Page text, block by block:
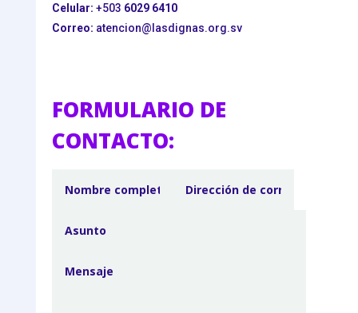
Celular: +503 6029 6410
Correo: atencion@lasdignas.org.sv
FORMULARIO DE
CONTACTO: